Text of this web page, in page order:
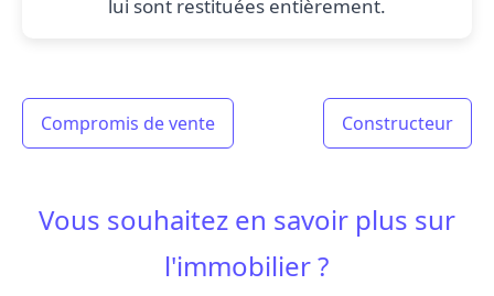
lui sont restituées entièrement.
Compromis de vente Constructeur
Vous souhaitez en savoir plus sur
l'immobilier ?